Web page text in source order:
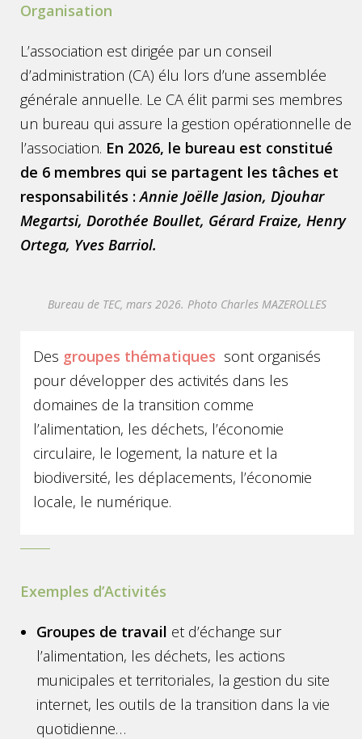
Organisation
L’association est dirigée par un conseil
d’administration (CA) élu lors d’une assemblée
générale annuelle. Le CA élit parmi ses membres
un bureau qui assure la gestion opérationnelle de
l’association. En 2026, le bureau est constitué
de 6 membres qui se partagent les tâches et
responsabilités : Annie Joëlle Jasion, Djouhar
Megartsi, Dorothée Boullet, Gérard Fraize, Henry
Ortega, Yves Barriol.
Bureau de TEC, mars 2026. Photo Charles MAZEROLLES
Des groupes thématiques sont organisés
pour développer des activités dans les
domaines de la transition comme
l’alimentation, les déchets, l’économie
circulaire, le logement, la nature et la
biodiversité, les déplacements, l’économie
locale, le numérique.
Exemples d’Activités
Groupes de travail et d’échange sur
l’alimentation, les déchets, les actions
municipales et territoriales, la gestion du site
internet, les outils de la transition dans la vie
quotidienne…